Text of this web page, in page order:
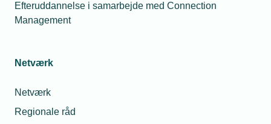
Efteruddannelse i samarbejde med Connection
Management
Netværk
Netværk
Regionale råd